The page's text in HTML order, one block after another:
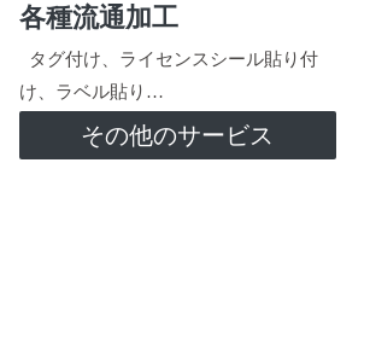
各種流通加工
タグ付け、ライセンスシール貼り付
け、ラベル貼り…
その他のサービス